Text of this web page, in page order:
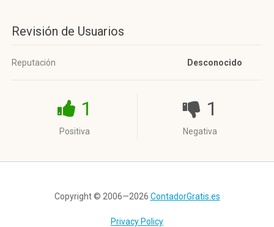
Revisión de Usuarios
Reputación Desconocido
1
Positiva
1
Negativa
Copyright © 2006—2026 ContadorGratis.es
Privacy Policy